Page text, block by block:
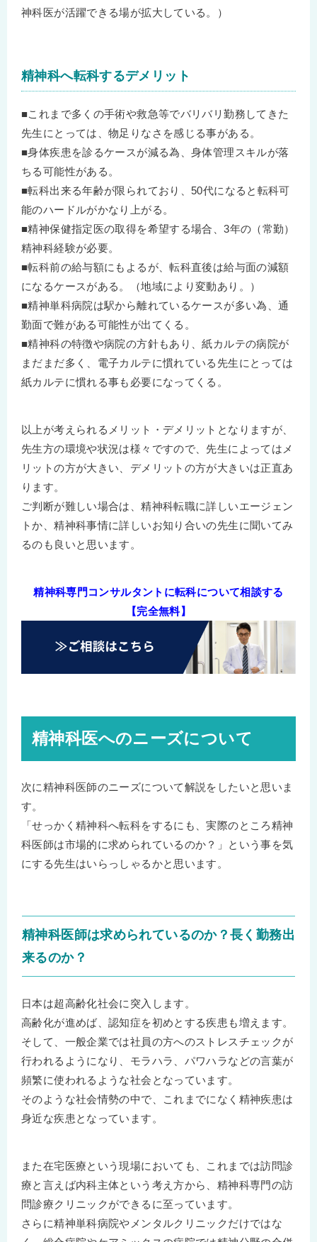
神科医が活躍できる場が拡大している。）
精神科へ転科するデメリット
■これまで多くの手術や救急等でバリバリ勤務してきた
先生にとっては、物足りなさを感じる事がある。
■身体疾患を診るケースが減る為、身体管理スキルが落
ちる可能性がある。
■転科出来る年齢が限られており、50代になると転科可
能のハードルがかなり上がる。
■精神保健指定医の取得を希望する場合、3年の（常勤）
精神科経験が必要。
■転科前の給与額にもよるが、転科直後は給与面の減額
になるケースがある。（地域により変動あり。）
■精神単科病院は駅から離れているケースが多い為、通
勤面で難がある可能性が出てくる。
■精神科の特徴や病院の方針もあり、紙カルテの病院が
まだまだ多く、電子カルテに慣れている先生にとっては
紙カルテに慣れる事も必要になってくる。
以上が考えられるメリット・デメリットとなりますが、
先生方の環境や状況は様々ですので、先生によってはメ
リットの方が大きい、デメリットの方が大きいは正直あ
ります。
ご判断が難しい場合は、精神科転職に詳しいエージェン
トか、精神科事情に詳しいお知り合いの先生に聞いてみ
るのも良いと思います。
精神科専門コンサルタントに転科について相談する
【完全無料】
精神科医へのニーズについて
次に精神科医師のニーズについて解説をしたいと思いま
す。
「せっかく精神科へ転科をするにも、実際のところ精神
科医師は市場的に求められているのか？」という事を気
にする先生はいらっしゃるかと思います。
精神科医師は求められているのか？長く勤務出
来るのか？
日本は超高齢化社会に突入します。
高齢化が進めば、認知症を初めとする疾患も増えます。
そして、一般企業では社員の方へのストレスチェックが
行われるようになり、モラハラ、パワハラなどの言葉が
頻繁に使われるような社会となっています。
そのような社会情勢の中で、これまでになく精神疾患は
身近な疾患となっています。
また在宅医療という現場においても、これまでは訪問診
療と言えば内科主体という考え方から、精神科専門の訪
問診療クリニックができるに至っています。
さらに精神単科病院やメンタルクリニックだけではな